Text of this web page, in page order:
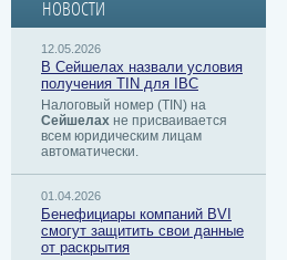
НОВОСТИ
12.05.2026
В Сейшелах назвали условия
получения TIN для IBC
Налоговый номер (TIN) на
Сейшелах не присваивается
всем юридическим лицам
автоматически.
01.04.2026
Бенефициары компаний BVI
смогут защитить свои данные
от раскрытия